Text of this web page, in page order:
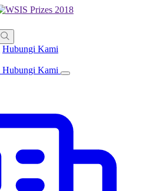
Hubungi Kami
Hubungi Kami